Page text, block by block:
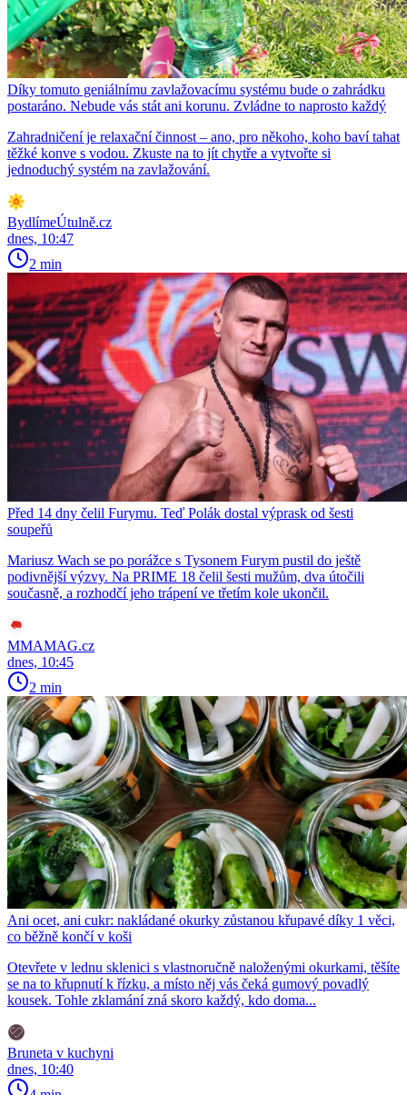
Díky tomuto geniálnímu zavlažovacímu systému bude o zahrádku
postaráno. Nebude vás stát ani korunu. Zvládne to naprosto každý
Zahradničení je relaxační činnost – ano, pro někoho, koho baví tahat
těžké konve s vodou. Zkuste na to jít chytře a vytvořte si
jednoduchý systém na zavlažování.
BydlímeÚtulně.cz
dnes, 10:47
2 min
Před 14 dny čelil Furymu. Teď Polák dostal výprask od šesti
soupeřů
Mariusz Wach se po porážce s Tysonem Furym pustil do ještě
podivnější výzvy. Na PRIME 18 čelil šesti mužům, dva útočili
současně, a rozhodčí jeho trápení ve třetím kole ukončil.
MMAMAG.cz
dnes, 10:45
2 min
Ani ocet, ani cukr: nakládané okurky zůstanou křupavé díky 1 věci,
co běžně končí v koši
Otevřete v lednu sklenici s vlastnoručně naloženými okurkami, těšíte
se na to křupnutí k řízku, a místo něj vás čeká gumový povadlý
kousek. Tohle zklamání zná skoro každý, kdo doma...
Bruneta v kuchyni
dnes, 10:40